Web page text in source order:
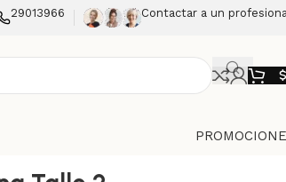
29013966 Contactar a un
$